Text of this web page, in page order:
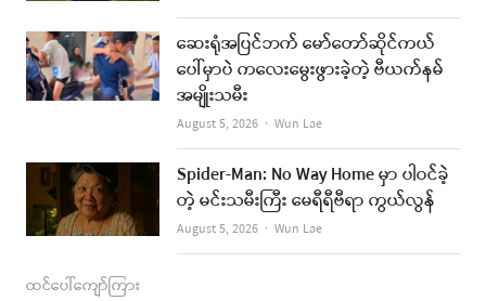
o
k
r
a
m
ဆေးရုံအပြင်ဘက် မော်တော်ဆိုင်ကယ်
ပေါ်မှာပဲ ကလေးမွေးဖွားခဲ့တဲ့ ဗီယက်နမ်
အမျိုးသမီး
August 5, 2026 Author
Wun Lae
Spider-Man: No Way Home မှာ ပါဝင်ခဲ့
တဲ့ မင်းသမီးကြီး မေရီရီဗီရာ ကွယ်လွန်
August 5, 2026 Author
Wun Lae
ထင်ပေါ်ကျော်ကြား